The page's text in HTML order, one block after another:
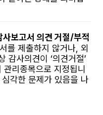
보고서 의견 거절/부적
를 제출하지 않거나, 외
감사의견이 ‘의견거절’
관리종목으로 지정됩니
각한 문제가 있음을 나